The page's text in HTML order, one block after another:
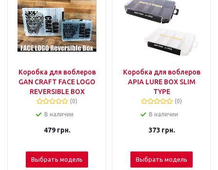
Коробка для воблеров
GAN CRAFT FACE LOGO
REVERSIBLE BOX
(0)
В наличии
479грн.
Выбрать модель
Коробка для воблеров
APIA LURE BOX SLIM
TYPE
(0)
В наличии
373 грн.
Выбрать модель